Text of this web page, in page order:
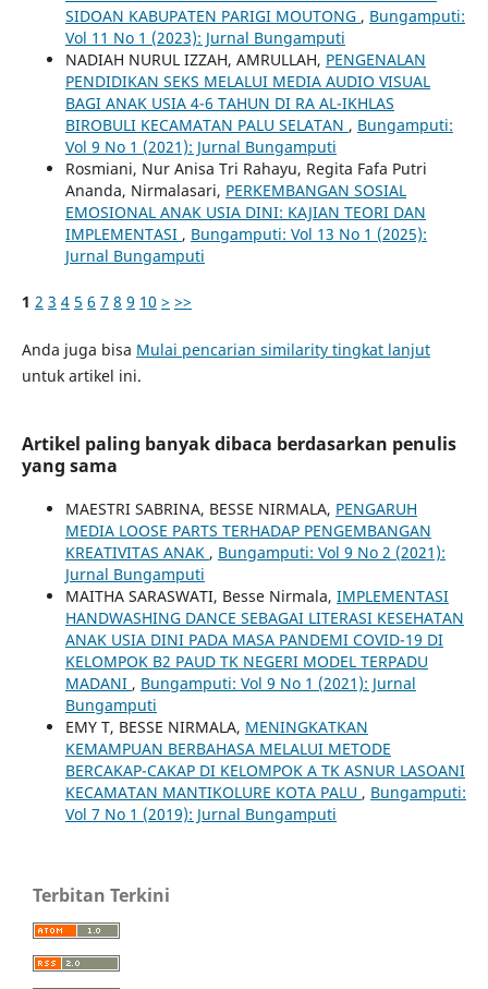
SIDOAN KABUPATEN PARIGI MOUTONG , Bungamputi:
Vol 11 No 1 (2023): Jurnal Bungamputi
NADIAH NURUL IZZAH, AMRULLAH, PENGENALAN
PENDIDIKAN SEKS MELALUI MEDIA AUDIO VISUAL
BAGI ANAK USIA 4-6 TAHUN DI RA AL-IKHLAS
BIROBULI KECAMATAN PALU SELATAN , Bungamputi:
Vol 9 No 1 (2021): Jurnal Bungamputi
Rosmiani, Nur Anisa Tri Rahayu, Regita Fafa Putri
Ananda, Nirmalasari, PERKEMBANGAN SOSIAL
EMOSIONAL ANAK USIA DINI: KAJIAN TEORI DAN
IMPLEMENTASI , Bungamputi: Vol 13 No 1 (2025):
Jurnal Bungamputi
1 2 3 4 5 6 7 8 9 10 > >>
Anda juga bisa Mulai pencarian similarity tingkat lanjut
untuk artikel ini.
Artikel paling banyak dibaca berdasarkan penulis
yang sama
MAESTRI SABRINA, BESSE NIRMALA, PENGARUH
MEDIA LOOSE PARTS TERHADAP PENGEMBANGAN
KREATIVITAS ANAK , Bungamputi: Vol 9 No 2 (2021):
Jurnal Bungamputi
MAITHA SARASWATI, Besse Nirmala, IMPLEMENTASI
HANDWASHING DANCE SEBAGAI LITERASI KESEHATAN
ANAK USIA DINI PADA MASA PANDEMI COVID-19 DI
KELOMPOK B2 PAUD TK NEGERI MODEL TERPADU
MADANI , Bungamputi: Vol 9 No 1 (2021): Jurnal
Bungamputi
EMY T, BESSE NIRMALA, MENINGKATKAN
KEMAMPUAN BERBAHASA MELALUI METODE
BERCAKAP-CAKAP DI KELOMPOK A TK ASNUR LASOANI
KECAMATAN MANTIKOLURE KOTA PALU , Bungamputi:
Vol 7 No 1 (2019): Jurnal Bungamputi
Terbitan Terkini